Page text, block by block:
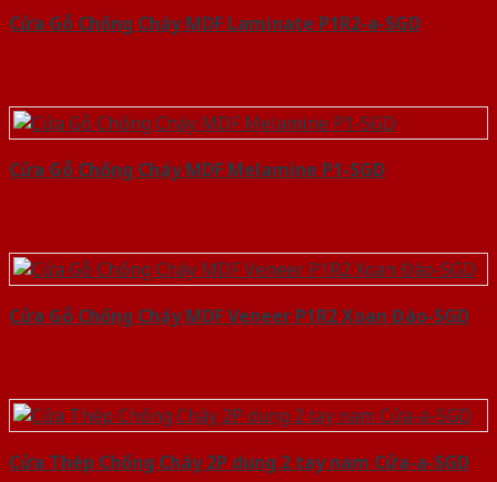
Cửa Gỗ Chống Cháy MDF Laminate P1R2-a-SGD
Cửa Gỗ Chống Cháy MDF Melamine P1-SGD
Cửa Gỗ Chống Cháy MDF Veneer P1R2 Xoan Đào-SGD
Cửa Thép Chống Cháy 2P dung 2 tay nam Cửa-a-SGD